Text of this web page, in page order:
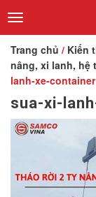
Toggle
navigation
Trang chủ / Kiến
nâng, xi lanh, hệ
lanh-xe-container
sua-xi-